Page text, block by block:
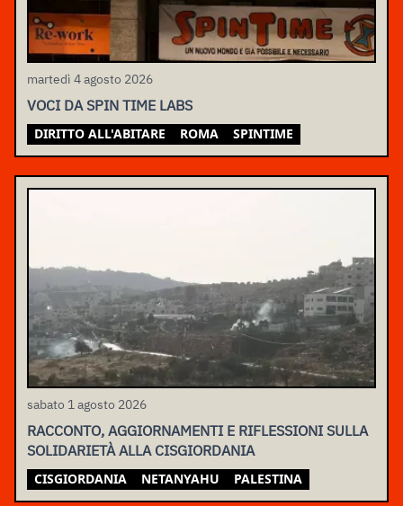
martedì 4 agosto 2026
VOCI DA SPIN TIME LABS
DIRITTO ALL'ABITARE ROMA SPINTIME
sabato 1 agosto 2026
RACCONTO, AGGIORNAMENTI E RIFLESSIONI SULLA
SOLIDARIETÀ ALLA CISGIORDANIA
CISGIORDANIA NETANYAHU PALESTINA